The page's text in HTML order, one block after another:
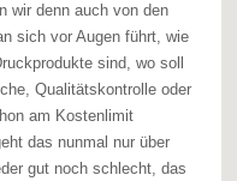
wir denn auch von den
sich vor Augen führt, wie
sind, wo soll
Qualitätskontrolle oder
am Kostenlimit
das nunmal nur über
gut noch schlecht, das